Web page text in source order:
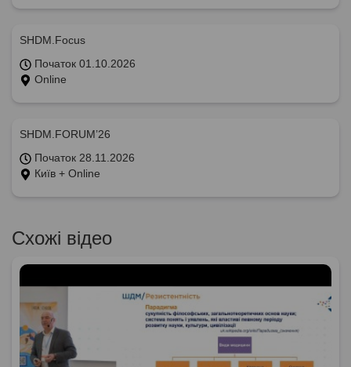
SHDM.Focus
Початок 01.10.2026
Online
SHDM.FORUM’26
Початок 28.11.2026
Київ + Online
Схожі відео